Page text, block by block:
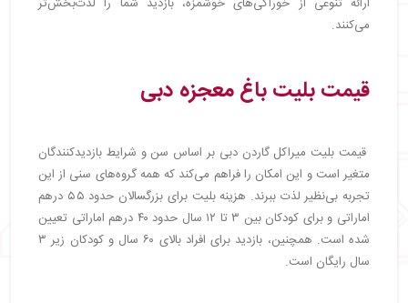
می‌کنند.
قیمت بلیت باغ معجزه دبی
قیمت بلیت میراکل گاردن دبی بر اساس سن و شرایط بازدیدکنندگان
متغیر است و این امکان را فراهم می‌کند که همه گروه‌های سنی از این
تجربه بی‌نظیر لذت ببرند. هزینه بلیت برای بزرگسالان حدود ۵۵ درهم
اماراتی و برای کودکان بین ۳ تا ۱۲ سال حدود ۴۰ درهم اماراتی تعیین
شده است. همچنین، بازدید برای افراد بالای ۶۰ سال و کودکان زیر ۳
سال رایگان است.